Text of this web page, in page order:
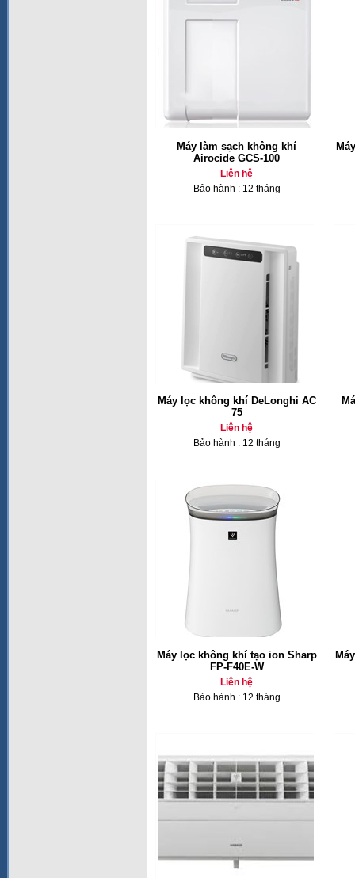
Máy làm sạch không khí
Airocide GCS-100
Liên hệ
Bảo hành : 12 tháng
Máy lọc không khí DeLonghi AC
75
Liên hệ
Bảo hành : 12 tháng
Máy lọc không khí tạo ion Sharp
FP-F40E-W
Liên hệ
Bảo hành : 12 tháng